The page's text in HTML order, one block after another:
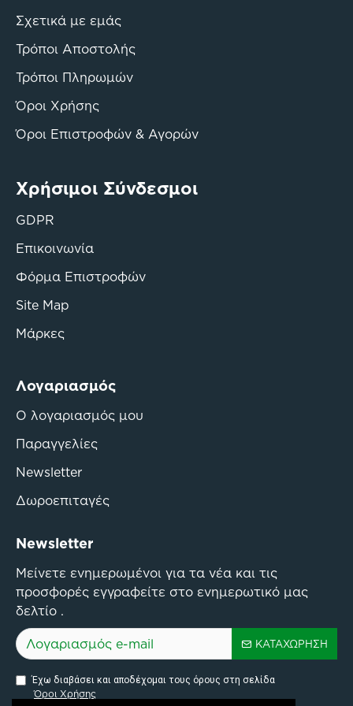
Σχετικά με εμάς
Τρόποι Αποστολής
Τρόποι Πληρωμών
Όροι Χρήσης
Όροι Επιστροφών & Αγορών
Χρήσιμοι Σύνδεσμοι
GDPR
Επικοινωνία
Φόρμα Επιστροφών
Site Map
Μάρκες
Λογαριασμός
Ο λογαριασμός μου
Παραγγελίες
Newsletter
Δωροεπιταγές
Newsletter
Μείνετε ενημερωμένοι για τα νέα και τις
προσφορές εγγραφείτε στο ενημερωτικό μας
δελτίο .
ΚΑΤΑΧΏΡΗΣΗ
Έχω διαβάσει και αποδέχομαι τους όρους στη σελίδα
Όροι Χρήσης